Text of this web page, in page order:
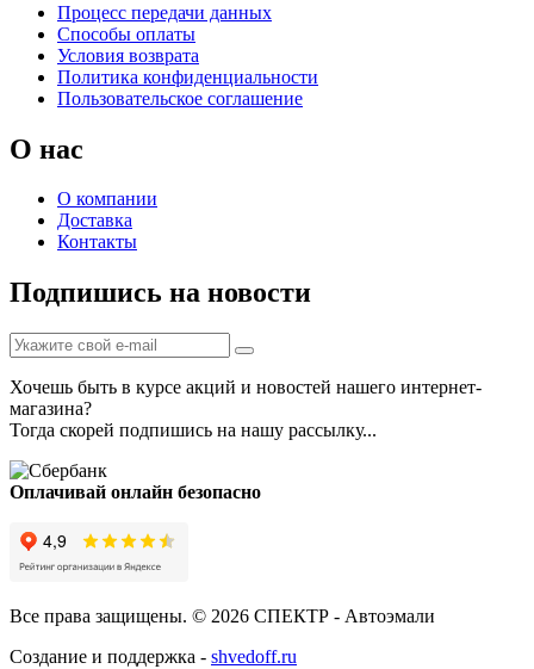
Процесс передачи данных
Способы оплаты
Условия возврата
Политика конфиденциальности
Пользовательское соглашение
О нас
О компании
Доставка
Контакты
Подпишись на новости
Хочешь быть в курсе акций и новостей нашего интернет-
магазина?
Тогда скорей подпишись на нашу рассылку...
Оплачивай онлайн безопасно
Все права защищены. © 2026 СПЕКТР - Автоэмали
Создание и поддержка - shvedoff.ru